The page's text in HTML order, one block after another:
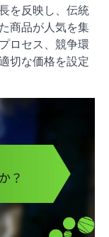
を反映し、伝統
商品が人気を集
ロセス、競争環
切な価格を設定